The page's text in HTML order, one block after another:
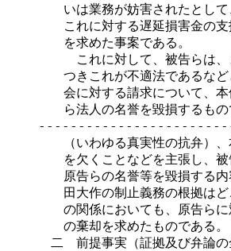
いは業務が妨害されたとして
これに対する遅延損害金の支
を求めた事案である。
これに対して、被告らは、ま
つきこれが不適法であるなど
会に対する請求について、本
ら法人の名誉を毀損するもの
（いわゆる真実性の抗弁）、
を欠くことなどを主張し、被
原告らの名誉等を毀損する内
田大作の制止義務の根拠はど
の関係においても、原告らに
の棄却を求めたものである。
二　前提事実（証拠及び弁論の